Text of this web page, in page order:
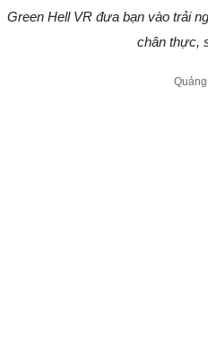
Green Hell VR đưa bạn vào trải
chân thực,